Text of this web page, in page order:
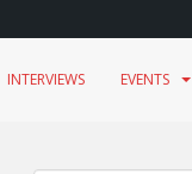
INTERVIEWS EVENTS